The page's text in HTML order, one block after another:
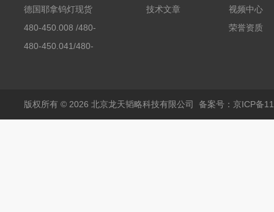
素分析仪反应罐
德国耶拿钨灯现货
480-450.008 /480-
450.008C耶拿镉Cd空
480-450.041/480-
包邮
技术文章
视频中心
荣誉资质
版权所有 © 2026 北京龙天韬略科技有限公司 备案号：京ICP备